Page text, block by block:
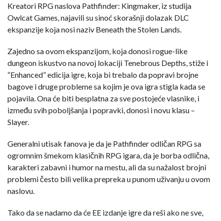
Kreatori RPG naslova Pathfinder: Kingmaker, iz studija
Owlcat Games, najavili su sinoć skorašnji dolazak DLC
ekspanzije koja nosi naziv Beneath the Stolen Lands.
Zajedno sa ovom ekspanzijom, koja donosi rogue-like
dungeon iskustvo na novoj lokaciji Tenebrous Depths, stiže i
“Enhanced” edicija igre, koja bi trebalo da popravi brojne
bagove i druge probleme sa kojim je ova igra stigla kada se
pojavila. Ona će biti besplatna za sve postojeće vlasnike, i
između svih poboljšanja i popravki, donosi i novu klasu –
Slayer.
Generalni utisak fanova je da je Pathfinder odličan RPG sa
ogromnim šmekom klasičnih RPG igara, da je borba odlična,
karakteri zabavni i humor na mestu, ali da su nažalost brojni
problemi često bili velika prepreka u punom uživanju u ovom
naslovu.
Tako da se nadamo da će EE izdanje igre da reši ako ne sve,